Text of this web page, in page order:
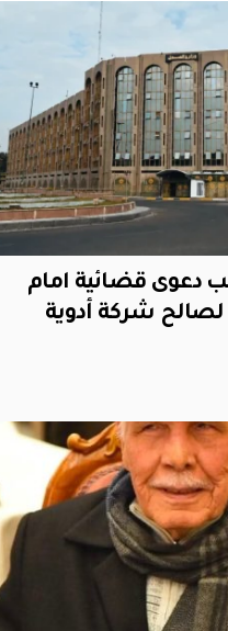
دعوى قضائية امام
لصالح شركة أدوية